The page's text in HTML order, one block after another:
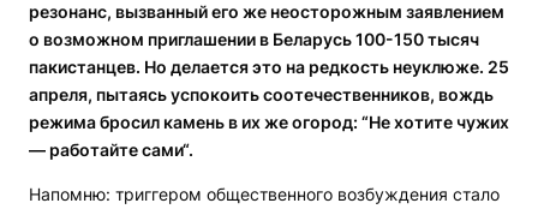
резонанс, вызванный его же неосторожным заявлением
о возможном приглашении в Беларусь 100-150 тысяч
пакистанцев. Но делается это на редкость неуклюже. 25
апреля, пытаясь успокоить соотечественников, вождь
режима бросил камень в их же огород: “Не хотите чужих
— работайте сами“.
Напомню: триггером общественного возбуждения стало